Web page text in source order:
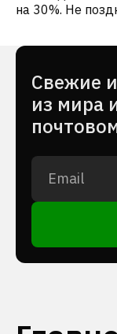
на 30%. Не
Cвежие
из мира